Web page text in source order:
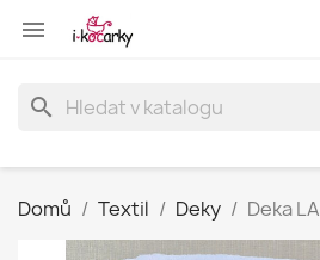

search
Domů Textil Deky Deka